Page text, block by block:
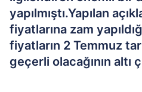
yapılmıştı.Yapılan
fiyatlarına zam
fiyatların 2 Temmuz
geçerli olacağının altı